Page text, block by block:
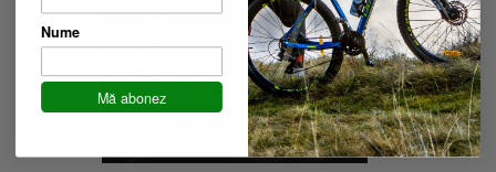
Nume
Mă abonez